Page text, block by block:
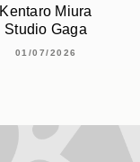
Kentaro Miura
Studio Gaga
01/07/2026